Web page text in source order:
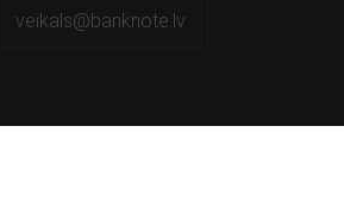
veikals@banknote.lv